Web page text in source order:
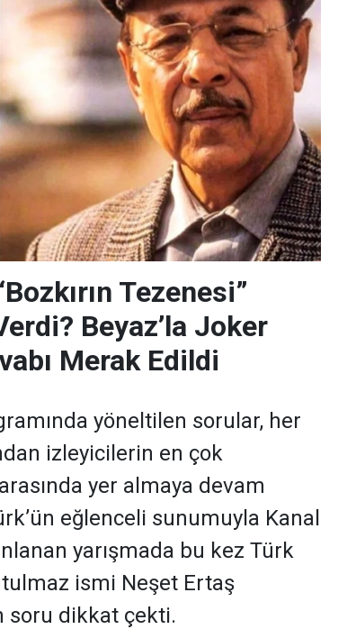
Tezenesi”
Beyaz’la Joker
Merak Edildi
yöneltilen sorular, her
izleyicilerin en çok
yer almaya devam
eğlenceli sunumuyla Kanal
yarışmada bu kez Türk
ismi Neşet Ertaş
soru dikkat çekti.